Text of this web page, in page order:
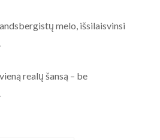
melo, išsilaisvinsi
realų šansą – be